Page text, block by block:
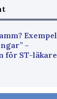
Exempel
–
för ST-läkare